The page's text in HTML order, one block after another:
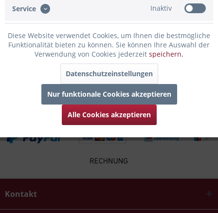
Folgende Infos zum Hersteller sind verfübar......mehr
Zubehör 7
Kunden kauften auch
Kontakt
Service Inaktiv
Diese Website verwendet Cookies, um Ihnen die bestmögliche
Funktionalität bieten zu können. Sie können Ihre Auswahl der
Verwendung von Cookies jederzeit speichern.
Datenschutzeinstellungen
Nur funktionale Cookies akzeptieren
Alle Cookies akzeptieren